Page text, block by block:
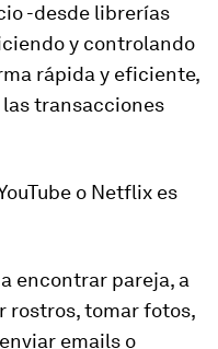
-desde librerías
y controlando
rápida y eficiente,
transacciones
o Netflix es
encontrar pareja, a
rostros, tomar fotos,
emails o